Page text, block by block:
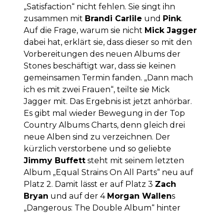
„Satisfaction“ nicht fehlen. Sie singt ihn
zusammen mit Brandi Carlile und Pink.
Auf die Frage, warum sie nicht Mick Jagger
dabei hat, erklärt sie, dass dieser so mit den
Vorbereitungen des neuen Albums der
Stones beschäftigt war, dass sie keinen
gemeinsamen Termin fanden. „Dann mach
ich es mit zwei Frauen“, teilte sie Mick
Jagger mit. Das Ergebnis ist jetzt anhörbar.
Es gibt mal wieder Bewegung in der Top
Country Albums Charts, denn gleich drei
neue Alben sind zu verzeichnen. Der
kürzlich verstorbene und so geliebte
Jimmy Buffett steht mit seinem letzten
Album „Equal Strains On All Parts“ neu auf
Platz 2. Damit lässt er auf Platz 3 Zach
Bryan und auf der 4 Morgan Wallens
„Dangerous: The Double Album“ hinter